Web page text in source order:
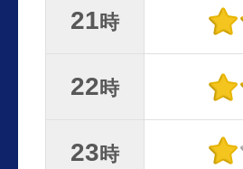
21時
22時
23時